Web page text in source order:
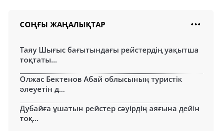
СОҢҒЫ ЖАҢАЛЫҚТАР
Таяу Шығыс бағытындағы рейстердің уақытша
тоқтаты...
Олжас Бектенов Абай облысының туристік
әлеуетін д...
Дубайға ұшатын рейстер сәуірдің аяғына дейін
тоқ...